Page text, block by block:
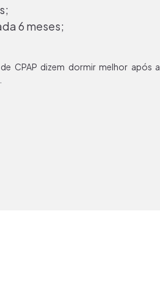
6 meses;
CPAP dizem dormir melhor após a